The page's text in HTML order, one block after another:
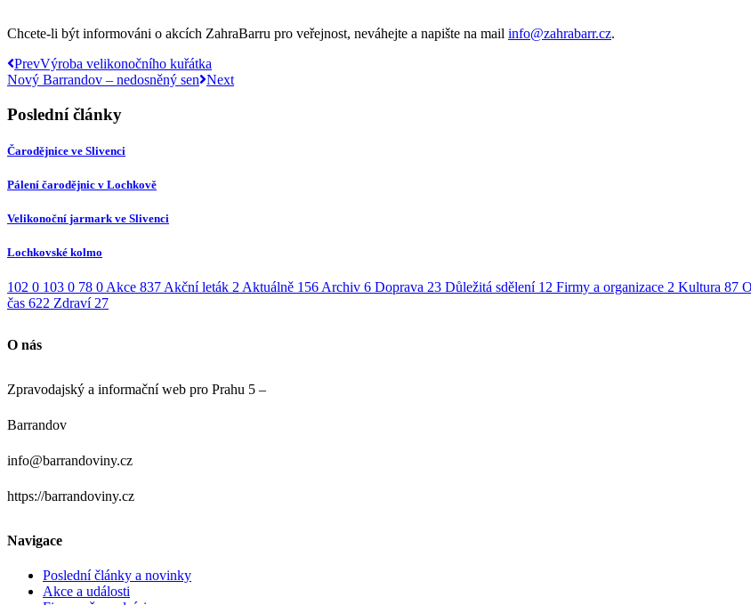
Chcete-li být informováni o akcích ZahraBarru pro veřejnost, neváhejte a napište na mail info@zahrabarr.cz.
PrevVýroba velikonočního kuřátka
Nový Barrandov – nedosněný sen Next
Poslední články
Čarodějnice ve Slivenci
Pálení čarodějnic v Lochkově
Velikonoční jarmark ve Slivenci
Lochkovské kolmo
102 0 103 0 78 0 Akce 837 Akční leták 2 Aktuálně 156 Archiv 6 Doprava 23 Důležitá sdělení 12 Firmy a organizace 2 Kultura 87
čas 622 Zdraví 27
O nás
Zpravodajský a informační web pro Prahu 5 –
Barrandov
info@barrandoviny.cz
https://barrandoviny.cz
Navigace
Poslední články a novinky
Akce a události